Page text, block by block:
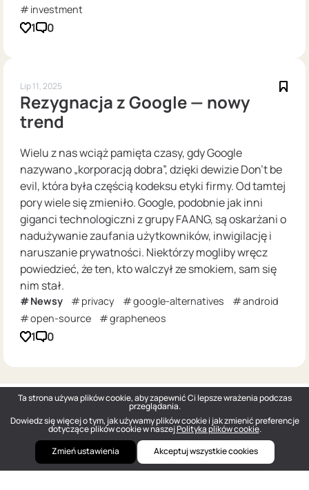
investment
1 0
Lip 11, 2025
Rezygnacja z Google — nowy
trend
Wielu z nas wciąż pamięta czasy, gdy Google
nazywano „korporacją dobra”, dzięki dewizie Don’t be
evil, która była częścią kodeksu etyki firmy. Od tamtej
pory wiele się zmieniło. Google, podobnie jak inni
giganci technologiczni z grupy FAANG, są oskarżani o
nadużywanie zaufania użytkowników, inwigilację i
naruszanie prywatności. Niektórzy mogliby wręcz
powiedzieć, że ten, kto walczył ze smokiem, sam się
nim stał.
Newsy privacy google-alternatives
android
open-source
grapheneos
1 0
Ta strona używa plików cookie, aby zapewnić Ci lepsze wrażenia podczas
przeglądania.
Dowiedz się więcej o tym, jak używamy plików cookie i jak zmienić preferencje
dotyczące plików cookie w naszejPolityka plików cookie.
Zmień ustawienia
Akceptuj wszystkie cookies